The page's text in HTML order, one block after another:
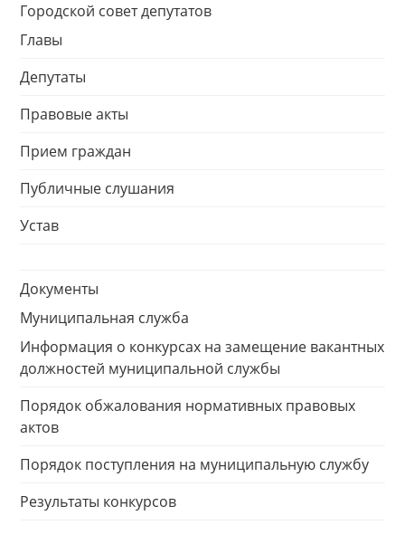
Городской совет депутатов
Главы
Депутаты
Правовые акты
Прием граждан
Публичные слушания
Устав
Документы
Муниципальная служба
Информация о конкурсах на замещение вакантных
должностей муниципальной службы
Порядок обжалования нормативных правовых
актов
Порядок поступления на муниципальную службу
Результаты конкурсов